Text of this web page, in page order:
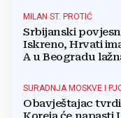
MILAN ST. PROTIĆ
Srbijanski
Iskreno, Hrvati
A u Beogradu
SURADNJA MOSKVE I
Obavještajac